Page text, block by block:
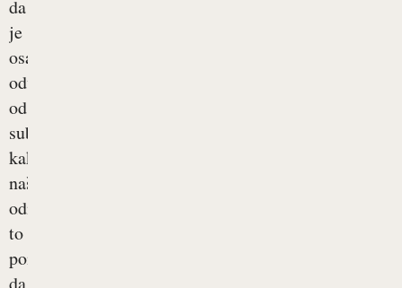
da
je
osamljenost
odvisna
od
subjektivne
kakovosti
naših
odnosov;
to
pomeni,
da